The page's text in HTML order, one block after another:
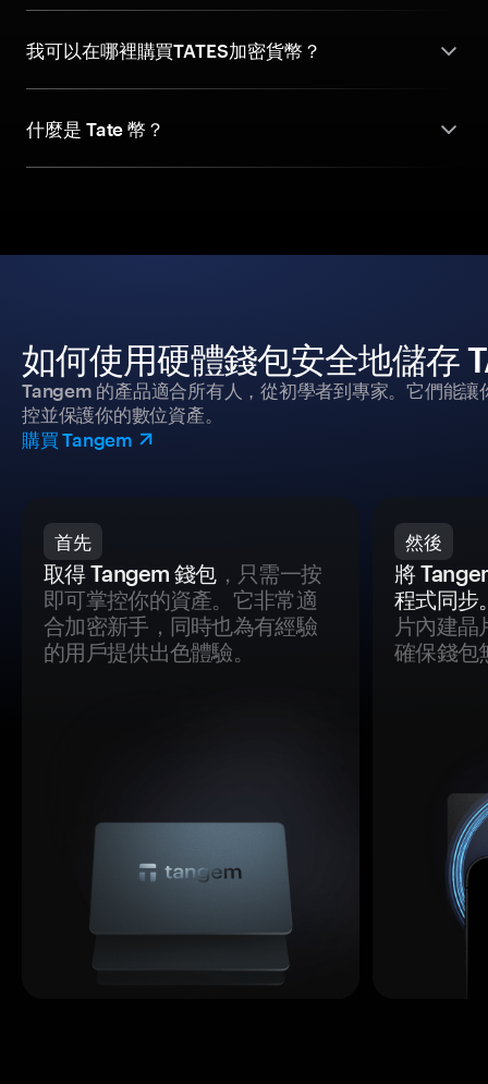
我可以在哪裡購買TATES加密貨幣？
什麼是 Tate 幣？
如何使用硬體錢包安全地儲存
Tangem 的產品適合所有人，從初學者到專家。它們能
控並保護你的數位資產。
購買 Tangem
首先
取得 Tangem 錢包，只需一按
即可掌控你的資產。它非常適
合加密新手，同時也為有經驗
的用戶提供出色體驗。
然後
將
程式同步
片內建晶
確保錢包